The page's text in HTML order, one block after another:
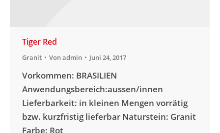
Tiger Red
Granit Vonadmin Juni 24, 2017
Vorkommen: BRASILIEN
Anwendungsbereich:aussen/innen
Lieferbarkeit: in kleinen Mengen vorrätig
bzw. kurzfristig lieferbar Naturstein: Granit
Farbe: Rot